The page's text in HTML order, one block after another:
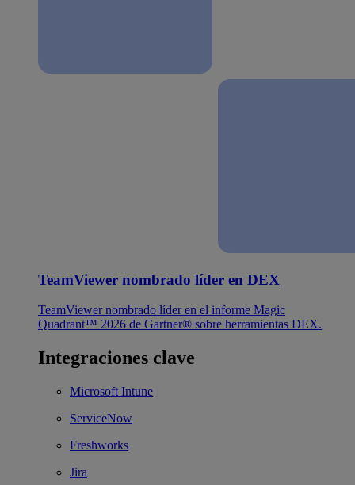
TeamViewer nombrado líder en DEX
TeamViewer nombrado líder en el informe Magic
Quadrant™ 2026 de Gartner® sobre herramientas DEX.
Integraciones clave
Microsoft Intune
ServiceNow
Freshworks
Jira